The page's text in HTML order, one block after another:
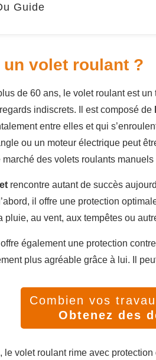
Guide
volet roulant ?
de 60 ans, le volet roulant est
indiscrets. Il est composé de
entre elles et qui
ou un moteur électrique peut
des volets roulants manuels
rencontre autant de succès
il offre une protection
pluie, au vent, aux tempêtes ou
offre également une protection
plus agréable grâce à lui. Il
Combien vos
Obtenez des
le volet roulant rime avec